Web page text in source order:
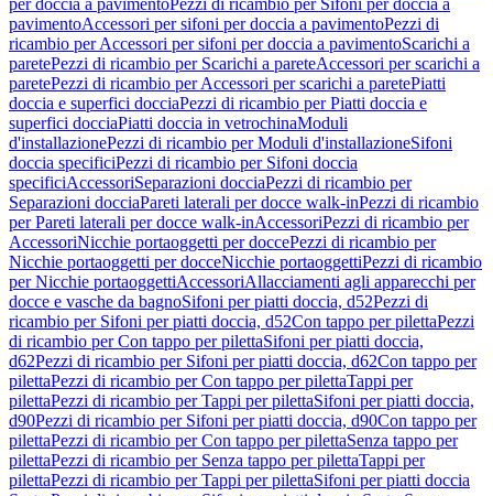
per doccia a pavimentoPezzi di ricambio per Sifoni per doccia a
pavimentoAccessori per sifoni per doccia a pavimentoPezzi di
ricambio per Accessori per sifoni per doccia a pavimentoScarichi a
paretePezzi di ricambio per Scarichi a pareteAccessori per scarichi a
paretePezzi di ricambio per Accessori per scarichi a paretePiatti
doccia e superfici docciaPezzi di ricambio per Piatti doccia e
superfici docciaPiatti doccia in vetrochinaModuli
d'installazionePezzi di ricambio per Moduli d'installazioneSifoni
doccia specificiPezzi di ricambio per Sifoni doccia
specificiAccessoriSeparazioni docciaPezzi di ricambio per
Separazioni docciaPareti laterali per docce walk-inPezzi di ricambio
per Pareti laterali per docce walk-inAccessoriPezzi di ricambio per
AccessoriNicchie portaoggetti per doccePezzi di ricambio per
Nicchie portaoggetti per docceNicchie portaoggettiPezzi di ricambio
per Nicchie portaoggettiAccessoriAllacciamenti agli apparecchi per
docce e vasche da bagnoSifoni per piatti doccia, d52Pezzi di
ricambio per Sifoni per piatti doccia, d52Con tappo per pilettaPezzi
di ricambio per Con tappo per pilettaSifoni per piatti doccia,
d62Pezzi di ricambio per Sifoni per piatti doccia, d62Con tappo per
pilettaPezzi di ricambio per Con tappo per pilettaTappi per
pilettaPezzi di ricambio per Tappi per pilettaSifoni per piatti doccia,
d90Pezzi di ricambio per Sifoni per piatti doccia, d90Con tappo per
pilettaPezzi di ricambio per Con tappo per pilettaSenza tappo per
pilettaPezzi di ricambio per Senza tappo per pilettaTappi per
pilettaPezzi di ricambio per Tappi per pilettaSifoni per piatti doccia